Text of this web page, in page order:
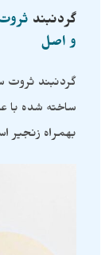
گردنبند
و اصل
گردنبند ثروت
ساخته شده با
بهمراه